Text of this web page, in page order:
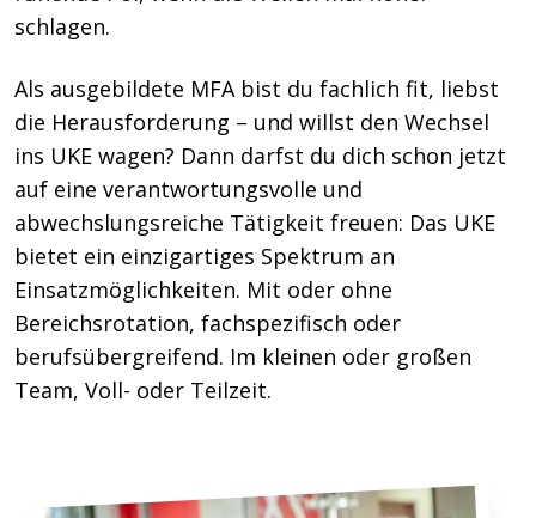
schlagen.
Als ausgebildete MFA bist du fachlich fit, liebst
die Herausforderung – und willst den Wechsel
ins UKE wagen? Dann darfst du dich schon jetzt
auf eine verantwortungsvolle und
abwechslungsreiche Tätigkeit freuen: Das UKE
bietet ein einzigartiges Spektrum an
Einsatzmöglichkeiten. Mit oder ohne
Bereichsrotation, fachspezifisch oder
berufsübergreifend. Im kleinen oder großen
Team, Voll- oder Teilzeit.